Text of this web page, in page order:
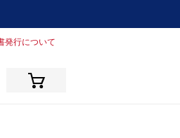
発行について